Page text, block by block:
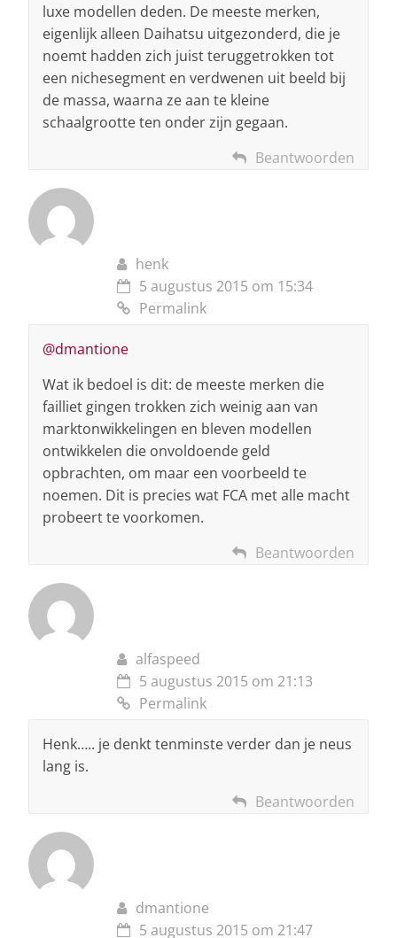
luxe modellen deden. De meeste merken,
eigenlijk alleen Daihatsu uitgezonderd, die je
noemt hadden zich juist teruggetrokken tot
een nichesegment en verdwenen uit beeld bij
de massa, waarna ze aan te kleine
schaalgrootte ten onder zijn gegaan.
Beantwoorden
henk
5 augustus 2015 om 15:34
Permalink
@dmantione
Wat ik bedoel is dit: de meeste merken die
failliet gingen trokken zich weinig aan van
marktonwikkelingen en bleven modellen
ontwikkelen die onvoldoende geld
opbrachten, om maar een voorbeeld te
noemen. Dit is precies wat FCA met alle macht
probeert te voorkomen.
Beantwoorden
alfaspeed
5 augustus 2015 om 21:13
Permalink
Henk….. je denkt tenminste verder dan je neus
lang is.
Beantwoorden
dmantione
5 augustus 2015 om 21:47